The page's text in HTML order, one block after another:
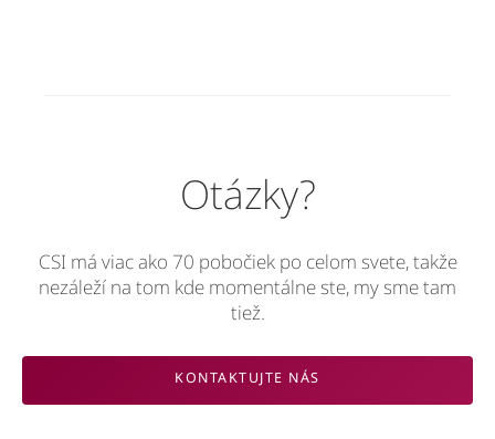
Otázky?
CSI má viac ako 70 pobočiek po celom svete, takže
nezáleží na tom kde momentálne ste, my sme tam
tiež.
KONTAKTUJTE NÁS